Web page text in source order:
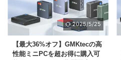
2025/5/25
【最大36%オフ】GMKtecの高
性能ミニPCを超お得に購入可